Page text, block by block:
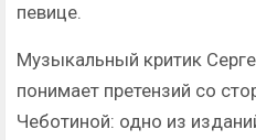
певице.
Музыкальный критик
понимает претензий со
Чеботиной: одно из